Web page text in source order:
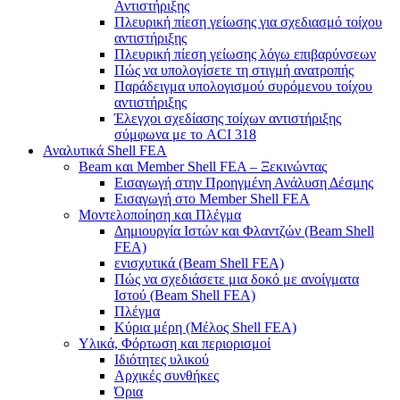
Αντιστήριξης
Πλευρική πίεση γείωσης για σχεδιασμό τοίχου
αντιστήριξης
Πλευρική πίεση γείωσης λόγω επιβαρύνσεων
Πώς να υπολογίσετε τη στιγμή ανατροπής
Παράδειγμα υπολογισμού συρόμενου τοίχου
αντιστήριξης
Έλεγχοι σχεδίασης τοίχων αντιστήριξης
σύμφωνα με το ACI 318
Αναλυτικά Shell FEA
Beam και Member Shell FEA – Ξεκινώντας
Εισαγωγή στην Προηγμένη Ανάλυση Δέσμης
Εισαγωγή στο Member Shell FEA
Μοντελοποίηση και Πλέγμα
Δημιουργία Ιστών και Φλαντζών (Beam Shell
FEA)
ενισχυτικά (Beam Shell FEA)
Πώς να σχεδιάσετε μια δοκό με ανοίγματα
Ιστού (Beam Shell FEA)
Πλέγμα
Κύρια μέρη (Μέλος Shell FEA)
Υλικά, Φόρτωση και περιορισμοί
Ιδιότητες υλικού
Αρχικές συνθήκες
Όρια